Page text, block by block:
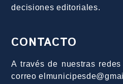
decisiones editoriales.
CONTACTO
A través de nuestras
correo